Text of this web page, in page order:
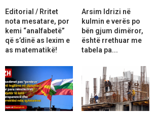
Editorial / Rritet
nota mesatare, por
kemi “analfabetë”
që s’dinë as lexim e
as matematikë!
Arsim Idrizi në
kulmin e verës po
bën gjum dimëror,
është rrethuar me
tabela pa...